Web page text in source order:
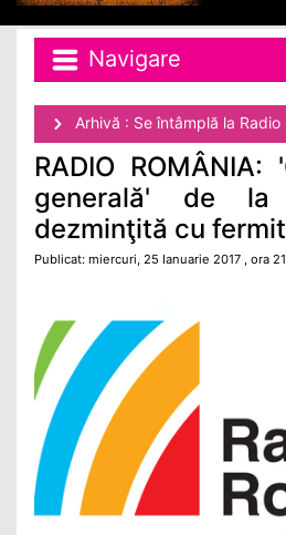
Navigare
Arhivă : Se întâmplă la Radio
RADIO ROMÂNIA:
generală' de la
dezminţită cu
Publicat: miercuri, 25 Ianuarie 2017 , ora